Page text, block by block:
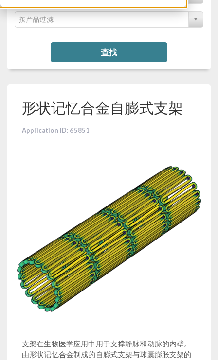
按产品过滤
查找
形状记忆合金自膨式支架
Application ID: 65851
支架在生物医学应用中用于支撑静脉和动脉的内壁。
由形状记忆合金制成的自膨式支架与球囊膨胀支架的